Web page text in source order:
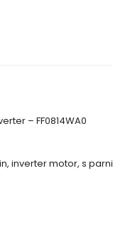
– FF0814WA0
inverter motor, s